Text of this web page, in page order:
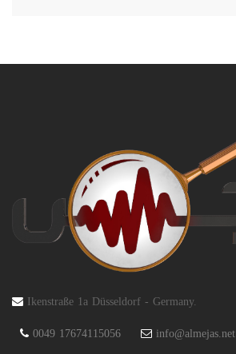
Ikenstraße 1a Düsseldorf - Germany.
0049 17674115056
info@almejas.net